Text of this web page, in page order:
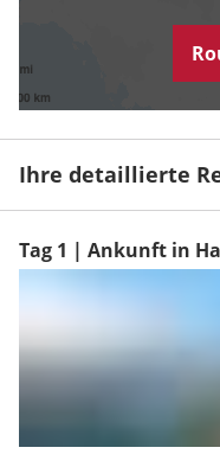
Ihre detaillierte
Tag 1 | Ankunft in